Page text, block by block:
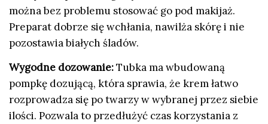
można bez problemu stosować go pod makijaż.
Preparat dobrze się wchłania, nawilża skórę i nie
pozostawia białych śladów.
Wygodne dozowanie:Tubka ma wbudowaną
pompkę dozującą, która sprawia, że krem łatwo
rozprowadza się po twarzy w wybranej przez siebie
ilości. Pozwala to przedłużyć czas korzystania z